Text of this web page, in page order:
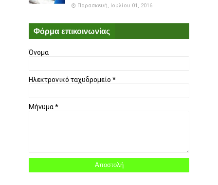
Παρασκευή, Ιουλίου 01, 2016
Φόρμα επικοινωνίας
Όνομα
Ηλεκτρονικό ταχυδρομείο *
Μήνυμα*